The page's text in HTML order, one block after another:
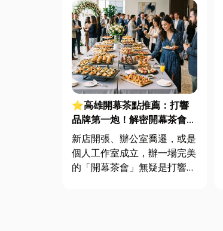
⭐高雄開幕茶點推薦：打響
品牌第一炮！解密開幕茶會流
程、茶點分量怎麼算、外燴怎
麼挑？
新店開張、辦公室喬遷，或是
個人工作室成立，辦一場完美
的「開幕茶會」無疑是打響品